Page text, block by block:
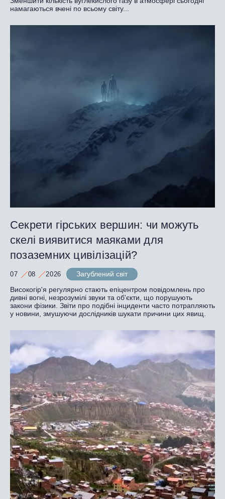
намагаються вчені по всьому світу...
Секрети гірських вершин: чи можуть
скелі виявитися маяками для
позаземних цивілізацій?
07 08 2026
Загублений світ
Високогір'я регулярно стають епіцентром повідомлень про
дивні вогні, незрозумілі звуки та об'єкти, що порушують
закони фізики. Звіти про подібні інциденти часто потрапляють
у новини, змушуючи дослідників шукати причини цих явищ.